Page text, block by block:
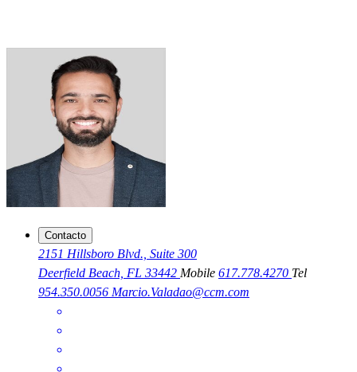
Contacto
2151 Hillsboro Blvd., Suite 300
Deerfield Beach, FL 33442 Mobile 617.778.4270 Tel
954.350.0056 Marcio.Valadao@ccm.com